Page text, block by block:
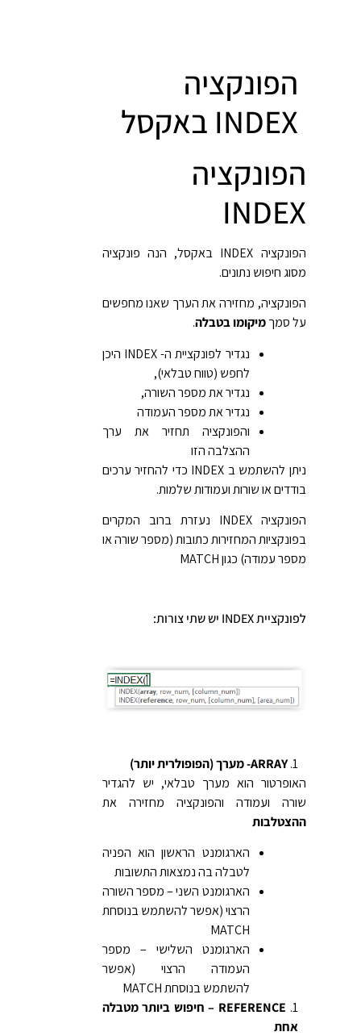
הפונקציה
INDEX באקסל
הפונקציה
INDEX
הפונקציה INDEX באקסל, הנה פונקציה
מסוג חיפוש נתונים.
הפונקציה, מחזירה את הערך שאנו מחפשים
על סמךמיקומו בטבלה.
נגדיר לפונקציית ה- INDEX היכן
לחפש (טווח טבלאי),
נגדיר את מספר השורה,
נגדיר את מספר העמודה
והפונקציה תחזיר את ערך
ההצלבה הזו
ניתן להשתמש ב INDEX כדי להחזיר ערכים
בודדים או שורות ועמודות שלמות.
הפונקציה INDEX נעזרת ברוב המקרים
בפונקציות המחזירות כתובות (מספר שורה או
מספר עמודה) כגון MATCH
לפונקציית INDEX יש שתי צורות:
ARRAY- מערך (הפופולרית יותר)
האופרטור הוא מערך טבלאי, יש להגדיר
שורה ועמודה והפונקציה מחזירה את
ההצטלבות
הארגומנט הראשון הוא הפניה
לטבלה בה נמצאות התשובות
הארגומנט השני – מספר השורה
הרצוי (אפשר להשתמש בנוסחת
MATCH
הארגומנט השלישי – מספר
העמודה הרצוי (אפשר
להשתמש בנוסחת MATCH
REFERENCE – חיפוש ביותר מטבלה
אחת